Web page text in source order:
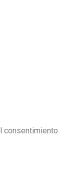
consentimiento